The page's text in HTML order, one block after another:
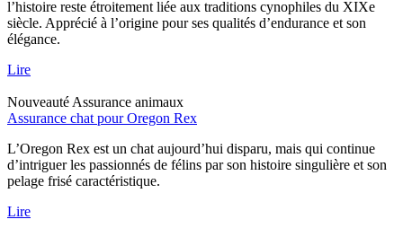
l’histoire reste étroitement liée aux traditions cynophiles du XIXe
siècle. Apprécié à l’origine pour ses qualités d’endurance et son
élégance.
Lire
Nouveauté Assurance animaux
Assurance chat pour Oregon Rex
L’Oregon Rex est un chat aujourd’hui disparu, mais qui continue
d’intriguer les passionnés de félins par son histoire singulière et son
pelage frisé caractéristique.
Lire